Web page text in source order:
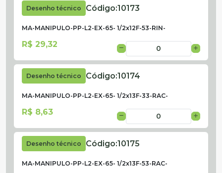
Desenho técnico Código:10173
MA-MANIPULO-PP-L2-EX-65- 1/2x12F-53-RIN-
R$ 29,32
Desenho técnico Código:10174
MA-MANIPULO-PP-L2-EX-65- 1/2x13F-33-RAC-
R$ 8,63
Desenho técnico Código:10175
MA-MANIPULO-PP-L2-EX-65- 1/2x13F-53-RAC-